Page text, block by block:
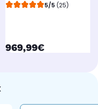
5/5 (25)
currentPrice
969,99€